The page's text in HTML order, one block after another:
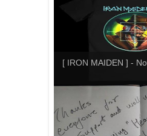
[ IRON MAIDEN ] -